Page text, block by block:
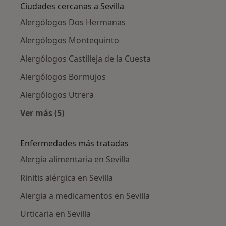
Ciudades cercanas a Sevilla
Alergólogos Dos Hermanas
Alergólogos Montequinto
Alergólogos Castilleja de la Cuesta
Alergólogos Bormujos
Alergólogos Utrera
Ver más (5)
Enfermedades más tratadas
Alergia alimentaria en Sevilla
Rinitis alérgica en Sevilla
Alergia a medicamentos en Sevilla
Urticaria en Sevilla